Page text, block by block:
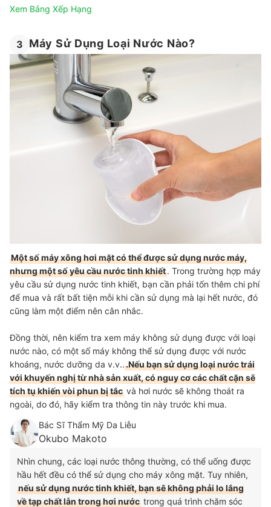
Xem Bảng Xếp Hạng
3 Máy Sử Dụng Loại Nước Nào?
Một số máy xông hơi mặt có thể được sử dụng nước máy,
nhưng một số yêu cầu nước tinh khiết. Trong trường hợp máy
yêu cầu sử dụng nước tinh khiết, bạn cần phải tốn thêm chi phí
để mua và rất bất tiện mỗi khi cần sử dụng mà lại hết nước, đó
cũng làm một điểm nên cân nhắc.
Đồng thời, nên kiểm tra xem máy không sử dụng được với loại
nước nào, có một số máy không thể sử dụng được với nước
khoáng, nước dưỡng da v.v...Nếu bạn sử dụng loại nước trái
với khuyến nghị từ nhà sản xuất, có nguy cơ các chất cặn sẽ
tích tụ khiến vòi phun bị tắc và hơi nước sẽ không thoát ra
ngoài, do đó, hãy kiểm tra thông tin này trước khi mua.
Bác Sĩ Thẩm Mỹ Da Liễu
Okubo Makoto
Nhìn chung, các loại nước thông thường, có thể uống được
hầu hết đều có thể sử dụng cho máy xông mặt. Tuy nhiên,
nếu sử dụng nước tinh khiết, bạn sẽ không phải lo lắng
về tạp chất lẫn trong hơi nước trong quá trình chăm sóc